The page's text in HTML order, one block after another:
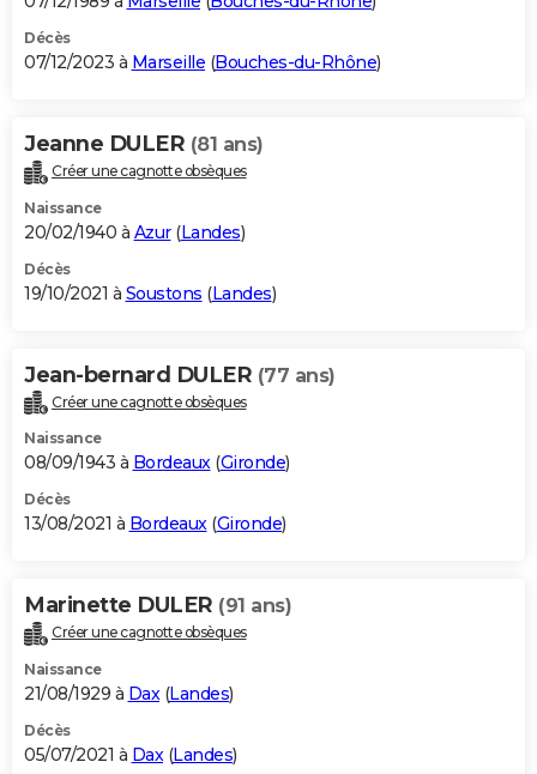
Décès
07/12/2023 à Marseille (Bouches-du-Rhône)
Jeanne DULER (81 ans)
Créer une cagnotte obsèques
Naissance
20/02/1940 à Azur(Landes)
Décès
19/10/2021 à Soustons (Landes)
Jean-bernard DULER (77 ans)
Créer une cagnotte obsèques
Naissance
08/09/1943 à Bordeaux(Gironde)
Décès
13/08/2021 à Bordeaux(Gironde)
Marinette DULER (91 ans)
Créer une cagnotte obsèques
Naissance
21/08/1929 à Dax(Landes)
Décès
05/07/2021 à Dax(Landes)